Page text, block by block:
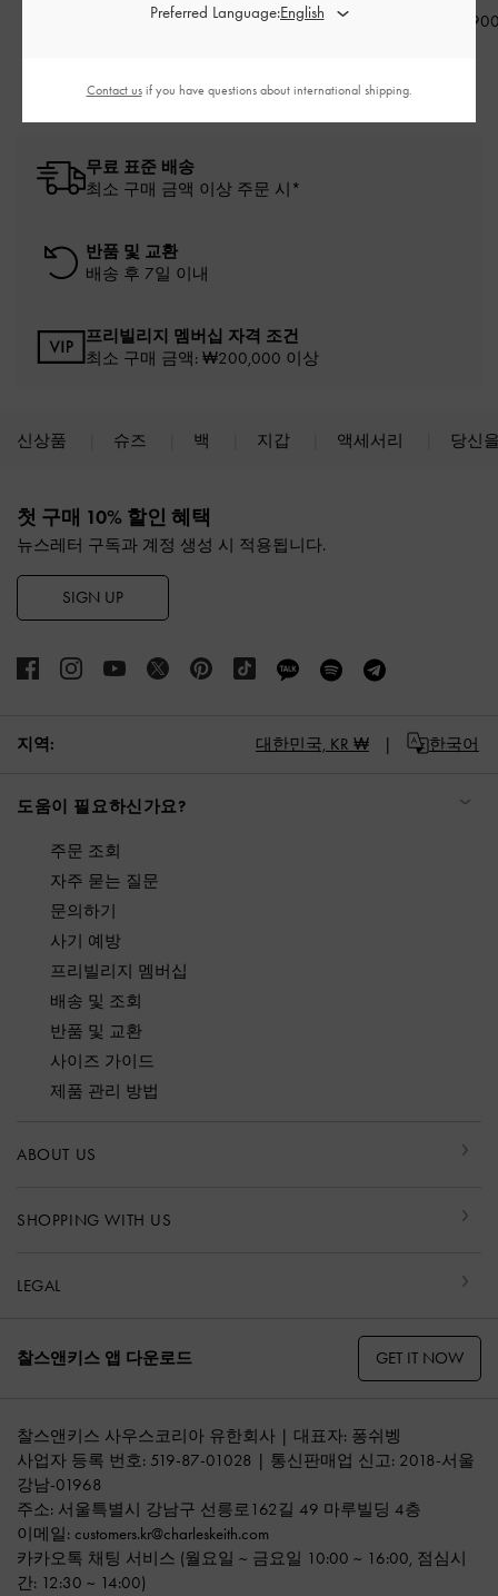
₩149,900
무료 표준 배송
최소 구매 금액 이상 주문 시*
반품 및 교환
배송 후 7일 이내
프리빌리지 멤버십 자격 조건
최소 구매 금액: ₩200,000 이상
신상품 슈즈 백 지갑 액세서리 당신
첫 구매 10% 할인 혜택
뉴스레터 구독과 계정 생성 시 적용됩니다.
SIGN UP
지역: 대한민국, KR ₩ 한국어
도움이 필요하신가요?
주문 조회
자주 묻는 질문
문의하기
사기 예방
프리빌리지 멤버십
배송 및 조회
반품 및 교환
사이즈 가이드
제품 관리 방법
ABOUT US
SHOPPING WITH US
LEGAL
찰스앤키스 앱 다운로드 GET IT NOW
찰스앤키스 사우스코리아 유한회사 | 대표자: 퐁쉬벵
사업자 등록 번호: 519-87-01028 | 통신판매업 신고: 2018-서울
강남-01968
주소: 서울특별시 강남구 선릉로162길 49 마루빌딩 4층
이메일: customers.kr@charleskeith.com
카카오톡 채팅 서비스 (월요일 ~ 금요일 10:00 ~ 16:00, 점심시
간: 12:30 ~ 14:00)
Preferred Language:
Contact usif you have questions about international shipping.